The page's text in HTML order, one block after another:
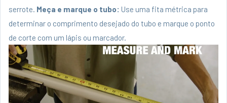
serrote. Meça e marque o tubo: Use uma fita métrica para
determinar o comprimento desejado do tubo e marque o ponto
de corte com um lápis ou marcador.